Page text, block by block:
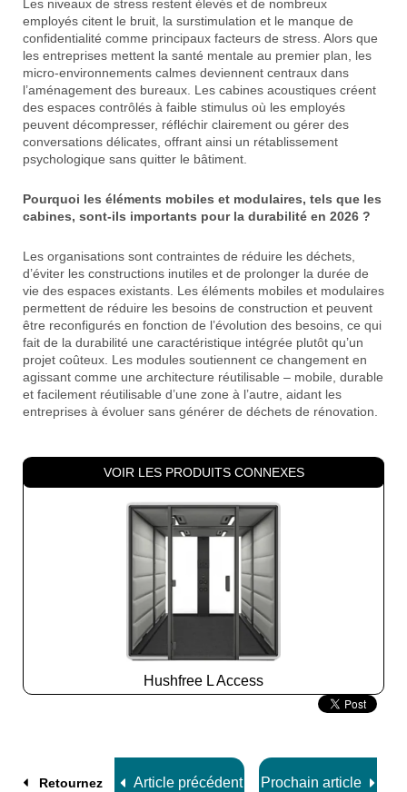
Les niveaux de stress restent élevés et de nombreux
employés citent le bruit, la surstimulation et le manque de
confidentialité comme principaux facteurs de stress. Alors que
les entreprises mettent la santé mentale au premier plan, les
micro‑environnements calmes deviennent centraux dans
l’aménagement des bureaux. Les cabines acoustiques créent
des espaces contrôlés à faible stimulus où les employés
peuvent décompresser, réfléchir clairement ou gérer des
conversations délicates, offrant ainsi un rétablissement
psychologique sans quitter le bâtiment.
Pourquoi les éléments mobiles et modulaires, tels que les
cabines, sont-ils importants pour la durabilité en 2026 ?
Les organisations sont contraintes de réduire les déchets,
d’éviter les constructions inutiles et de prolonger la durée de
vie des espaces existants. Les éléments mobiles et modulaires
permettent de réduire les besoins de construction et peuvent
être reconfigurés en fonction de l’évolution des besoins, ce qui
fait de la durabilité une caractéristique intégrée plutôt qu’un
projet coûteux. Les modules soutiennent ce changement en
agissant comme une architecture réutilisable – mobile, durable
et facilement réutilisable d’une zone à l’autre, aidant les
entreprises à évoluer sans générer de déchets de rénovation.
VOIR LES PRODUITS CONNEXES
Hushfree L Access
Slide
Retournez Article précédent Prochain article